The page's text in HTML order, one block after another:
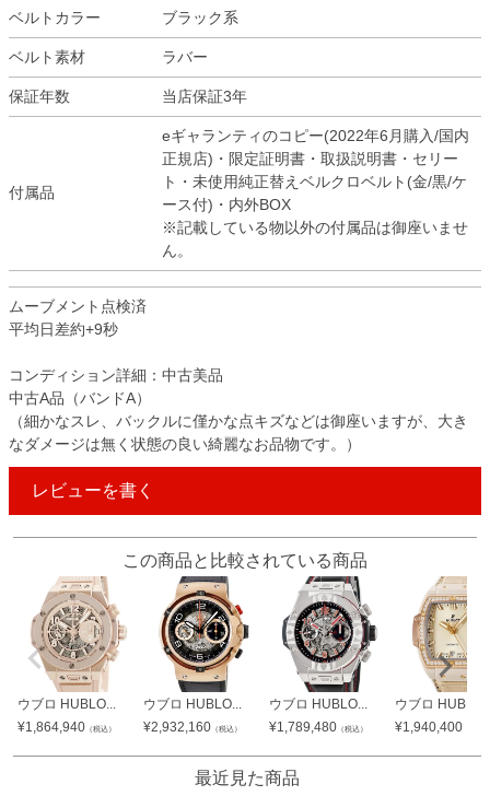
ベルトカラー ブラック系
ベルト素材 ラバー
保証年数 当店保証3年
付属品
eギャランティのコピー(2022年6月購入/国内
正規店)・限定証明書・取扱説明書・セリー
ト・未使用純正替えベルクロベルト(金/黒/ケ
ース付)・内外BOX
※記載している物以外の付属品は御座いませ
ん。
ムーブメント点検済
平均日差約+9秒
コンディション詳細：中古美品
中古A品（バンドA）
（細かなスレ、バックルに僅かな点キズなどは御座いますが、大き
なダメージは無く状態の良い綺麗なお品物です。）
レビューを書く
この商品と比較されている商品
ウブロ HUBLO...
¥1,864,940 （税込）
ウブロ HUBLO...
¥2,932,160 （税込）
ウブロ HUBLO...
¥1,789,480 （税込）
ウブロ
¥1,940,400
最近見た商品